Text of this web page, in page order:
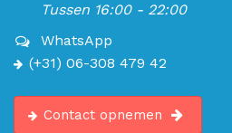
Tussen 16:00 - 22:00
WhatsApp
(+31) 06-308 479 42
Contact opnemen